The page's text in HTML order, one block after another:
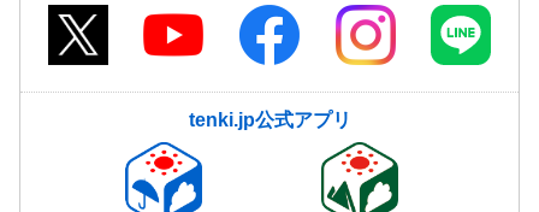
tenki.jp公式アプリ